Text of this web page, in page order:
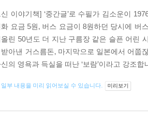
이야기책] ‘중간글’로 수필가 김소운이
요금 5원, 버스 요금이 8원하던 당시에 버
올린 50년도 더 지난 구름장 같은 슬픈 어린
받아낸 거스름돈, 마지막으로 일본에서 어
의 영욕과 득실을 떠난 ‘보람’이라고 강조합
일부 내용을 미리 읽어보실 수 있습니다. 미리보기